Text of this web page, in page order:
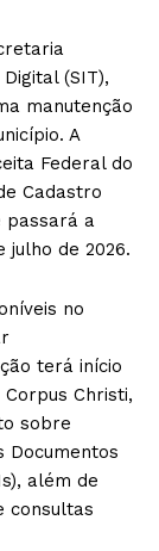
(SIT),
manutenção
A
Federal do
Cadastro
passará a
de 2026.
no
terá início
Christi,
sobre
Documentos
além de
consultas